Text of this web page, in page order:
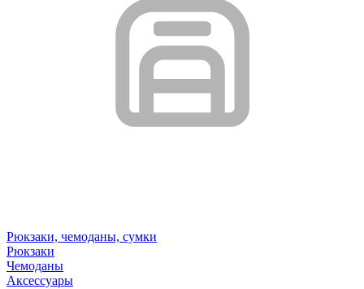
Рюкзаки, чемоданы, сумки
Рюкзаки
Чемоданы
Аксессуары